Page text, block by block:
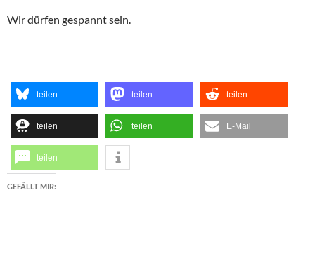
Wir dürfen gespannt sein.
teilen teilen teilen
teilen teilen E-Mail
teilen
GEFÄLLT MIR: